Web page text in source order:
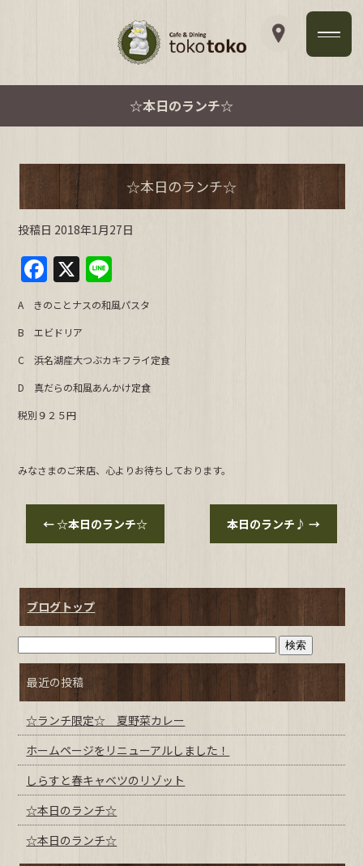
☆本日のランチ☆
☆本日のランチ☆
投稿日 2018年1月27日
F
a
c
e
b
o
o
X
n
e
A きのことナスの和風パスタ
B エビドリア
C 浜名湖産大つぶカキフライ定食
D 真だらの和風あんかけ定食
税別９２５円
みなさまのご来店、心よりお待ちしております。
←☆本日のランチ☆ 本日のランチ♪ →
ブログトップ
最近の投稿
☆ランチ限定☆ 夏野菜カレー
ホームページをリニューアルしました！
しらすと春キャベツのリゾット
☆本日のランチ☆
☆本日のランチ☆